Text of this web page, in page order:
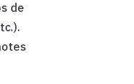
de